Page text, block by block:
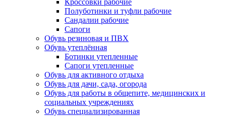
Полуботинки и туфли рабочие
Сандалии рабочие
Сапоги
Обувь резиновая и ПВХ
Обувь утеплённая
Ботинки утепленные
Сапоги утепленные
Обувь для активного отдыха
Обувь для дачи, сада, огорода
Обувь для работы в общепите, медицинских и
социальных учреждениях
Обувь специализированная